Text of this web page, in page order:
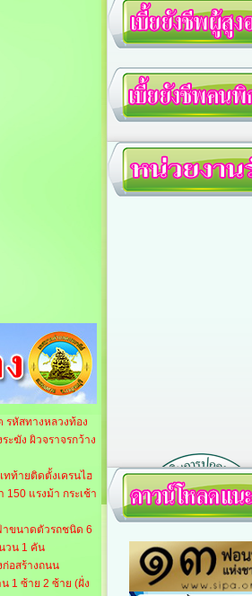
รหัสทางหลวงท้อง
ะฆัง ผิวจราจรกว้าง
ทท้ายติดตั้งเครนไฮ
แรงม้า กระเช้า
าขนาดตัวรถชนิด 6
วน 1 คัน
ก่อสร้างถนน
1 ซ้าย 2 ซ้าย (ฝั่ง